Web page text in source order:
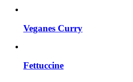
Veganes Curry
Fettuccine